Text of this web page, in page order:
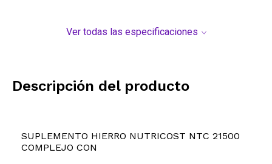
Ver todas las especificaciones
Descripción del producto
SUPLEMENTO HIERRO NUTRICOST NTC 21500
COMPLEJO CON